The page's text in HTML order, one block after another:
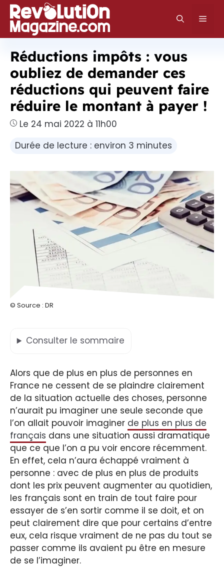
Aller
au
contenu
Réductions impôts : vous
oubliez de demander ces
réductions qui peuvent faire
réduire le montant à payer !
Le 24 mai 2022 à 11h00
Durée de lecture : environ 3 minutes
© Source : DR
Consulter le sommaire
Alors que de plus en plus de personnes en
France ne cessent de se plaindre clairement
de la situation actuelle des choses, personne
n’aurait pu imaginer une seule seconde que
l’on allait pouvoir imaginer de plus en plus de
français dans une situation aussi dramatique
que ce que l’on a pu voir encore récemment.
En effet, cela n’aura échappé vraiment à
personne : avec de plus en plus de produits
dont les prix peuvent augmenter au quotidien,
les français sont en train de tout faire pour
essayer de s’en sortir comme il se doit, et on
peut clairement dire que pour certains d’entre
eux, cela risque vraiment de ne pas du tout se
passer comme ils avaient pu être en mesure
de se l’imaginer.